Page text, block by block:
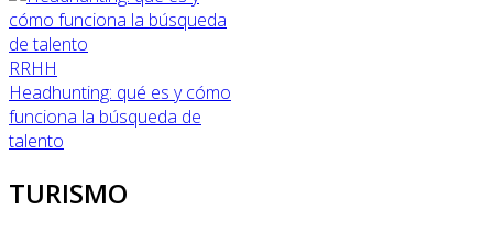
RRHH
Headhunting: qué es y cómo
funciona la búsqueda de
talento
TURISMO